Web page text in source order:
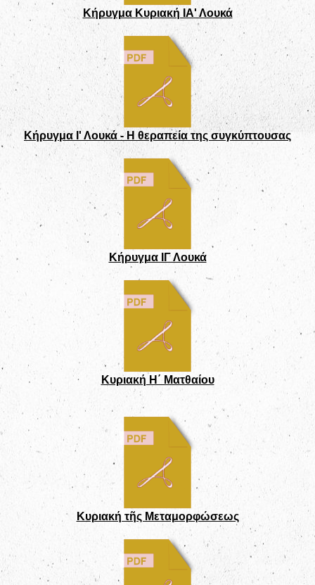
Κήρυγμα Κυριακή ΙΑ' Λουκά
Κήρυγμα Ι' Λουκά - Η θεραπεία της συγκύπτουσας
Κήρυγμα ΙΓ Λουκά
Κυριακή Η΄ Ματθαίου
Κυριακή τῆς Μεταμορφώσεως